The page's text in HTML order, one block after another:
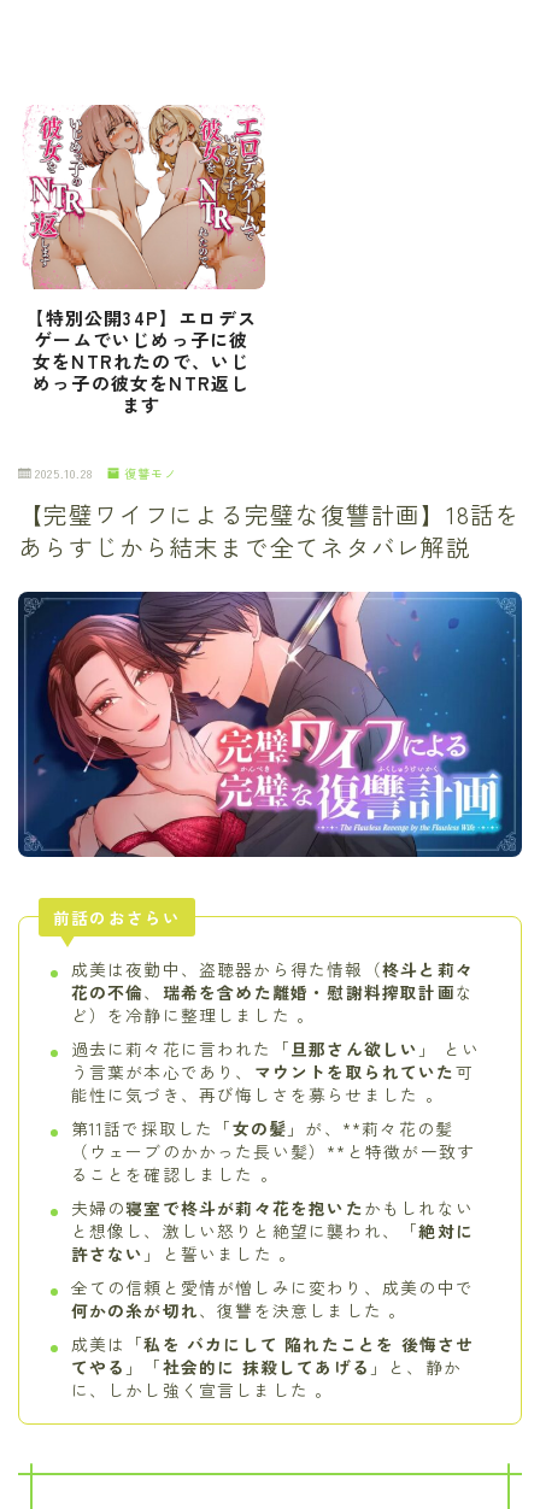
【特別公開34P】エロデス
ゲームでいじめっ子に彼
女をNTRれたので、いじ
めっ子の彼女をNTR返し
ます
2025.10.28 復讐モノ
【完璧ワイフによる完璧な復讐計画】18話を
あらすじから結末まで全てネタバレ解説
前話のおさらい
成美は夜勤中、盗聴器から得た情報（柊斗と莉々
花の不倫、 瑞希を含めた離婚・慰謝料搾取計画な
ど）を冷静に整理しました 。
過去に莉々花に言われた「旦那さん欲しい 」 とい
う言葉が本心であり、 マウントを取られていた可
能性に気づき、再び悔しさを募らせました 。
第11話で採取した「女の髪 」が、**莉々花の髪
（ウェーブのかかった長い髪）**と特徴が一致す
ることを確認しました 。
夫婦の寝室で柊斗が莉々花を抱いたかもしれない
と想像し、激しい怒りと絶望に襲われ、「絶対に
許さない 」と誓いました 。
全ての信頼と愛情が憎しみに変わり、成美の中で
何かの糸が切れ、復讐を決意しました 。
成美は「私を バカにして 陥れたことを 後悔させ
てやる 」「社会的に 抹殺してあげる 」と、静か
に、しかし強く宣言しました 。